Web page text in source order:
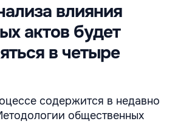
влияния
актов будет
в четыре
содержится в недавно
общественных